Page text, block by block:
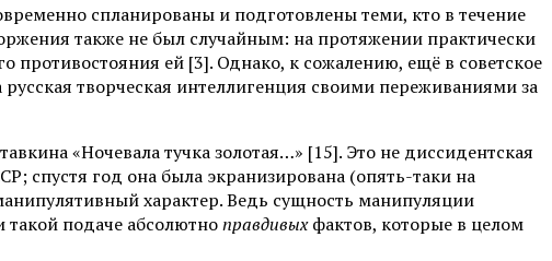
спланированы и подготовлены теми, кто в течение
также не был случайным: на протяжении практически
противостояния ей [3]. Однако, к сожалению, ещё в советское
творческая интеллигенция своими переживаниями за
«Ночевала тучка золотая…» [15]. Это не диссидентская
спустя год она была экранизирована (опять-таки на
характер. Ведь сущность манипуляции
подаче абсолютноправдивыхфактов, которые в целом